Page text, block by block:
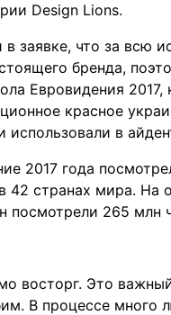
Design Lions.
заявке, что за всю
бренда,
Евровидения
красное
в
2017 года
42 странах мира. На
посмотрели 265 млн
восторг. Это
В процессе много